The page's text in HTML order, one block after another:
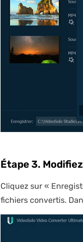
Étape 3.
Cliquez sur «
fichiers convertis.